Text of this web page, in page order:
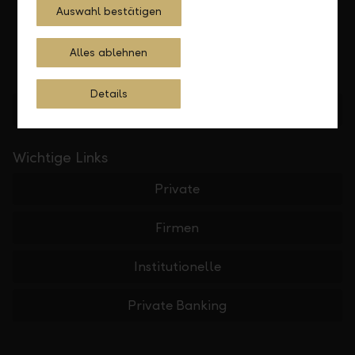
Standorte finden
Wichtige Links
Private
Firmen
Institutionelle
Private Banking
Auswahl bestätigen
Alles ablehnen
Details